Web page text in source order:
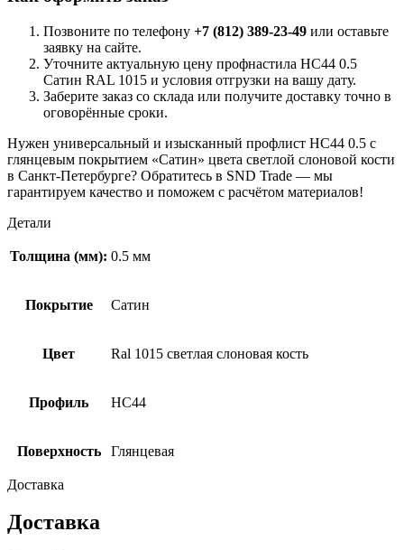
Позвоните по телефону +7 (812) 389-23-49 или оставьте
заявку на сайте.
Уточните актуальную цену профнастила НС44 0.5
Сатин RAL 1015 и условия отгрузки на вашу дату.
Заберите заказ со склада или получите доставку точно в
оговорённые сроки.
Нужен универсальный и изысканный профлист НС44 0.5 с
глянцевым покрытием «Сатин» цвета светлой слоновой кости
в Санкт-Петербурге? Обратитесь в SND Trade — мы
гарантируем качество и поможем с расчётом материалов!
Детали
Толщина (мм): 0.5 мм
Покрытие Сатин
Цвет Ral 1015 светлая слоновая кость
Профиль НС44
Поверхность Глянцевая
Доставка
Доставка